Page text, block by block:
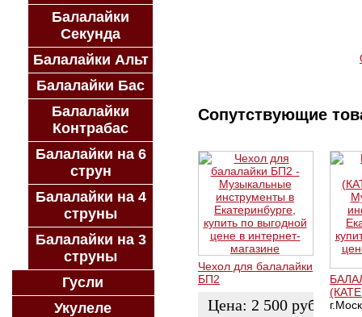
Сопутствующие
Чехол для балалайки
БП2
Цена: 2 500 руб.
Балалайки
Секунда
Балалайки Альт
Балалайки Бас
Балалайки
Контрабас
Балалайки на 6
струн
Балалайки на 4
струны
Балалайки на 3
струны
Гусли
Укулеле